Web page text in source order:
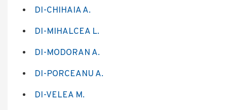
DI-CHIHAIA A.
DI-MIHALCEA L.
DI-MODORAN A.
DI-PORCEANU A.
DI-VELEA M.